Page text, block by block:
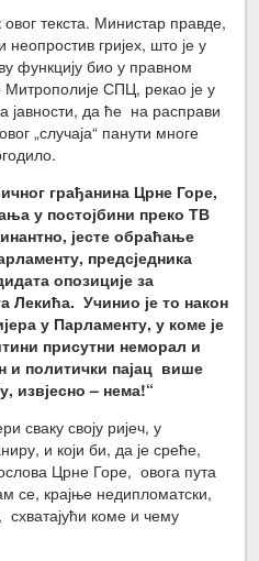
текста. Министар правде,
гријех, што је у
функцију био у правном
СПЦ, рекао је у
јавности, да ће на расправи
„случаја“ панути многе
грађанина Црне Горе,
у постојбини преко ТВ
јесте обраћање
предсједника
опозиције за
Лекића. Учинио је то након
у Парламенту, у коме је
присутни неморал и
и политички пајац више
извјесно – нема!“
сваку своју ријеч, у
и који би, да је среће,
Црне Горе, овога пута
се, крајње недипломатски,
схватајући коме и чему